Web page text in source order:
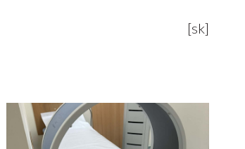
[sk]